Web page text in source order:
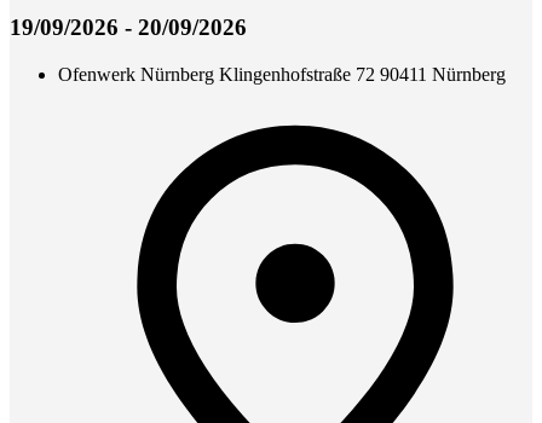
19/09/2026 - 20/09/2026
Ofenwerk Nürnberg Klingenhofstraße 72 90411 Nürnberg